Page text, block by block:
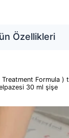
Özellikleri
Formula )
30 ml şişe